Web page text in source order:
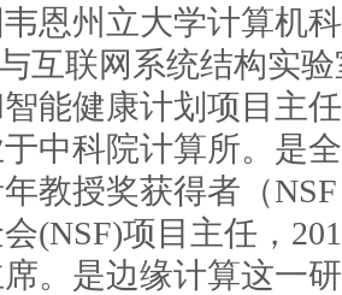
恩州立大学计算机科
互联网系统结构实
能健康计划项目主
中科院计算所。是
教授奖获得者（
(NSF)项目主任，
。是边缘计算这一